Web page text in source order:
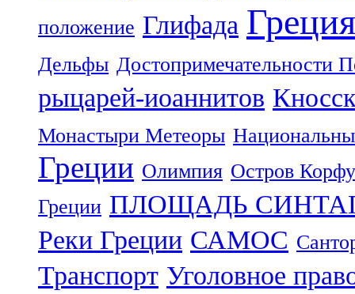
положение Глифада Греция
Дельфы Достопримечательности
рыцарей-иоаннитов
Монастыри Метеоры
Греции Олимпия Остров Корфу
Греции ПЛОЩАДЬ
Реки Греции САМОС
Транспорт Уголовное